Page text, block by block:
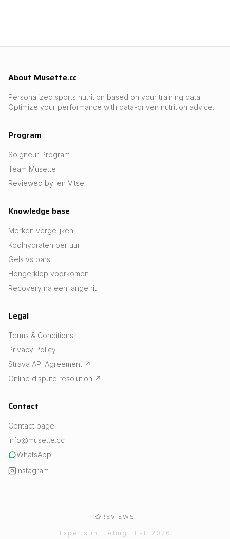
About Musette.cc
Personalized sports nutrition based on your training data.
Optimize your performance with data-driven nutrition advice.
Program
Soigneur Program
Team Musette
Reviewed by Ien Vitse
Knowledge base
Merken vergelijken
Koolhydraten per uur
Gels vs bars
Hongerklop voorkomen
Recovery na een lange rit
Legal
Terms & Conditions
Privacy Policy
Strava API Agreement ↗
Online dispute resolution ↗
Contact
Contact page
info@musette.cc
WhatsApp
Instagram
REVIEWS
Experts in fueling · Est. 2026